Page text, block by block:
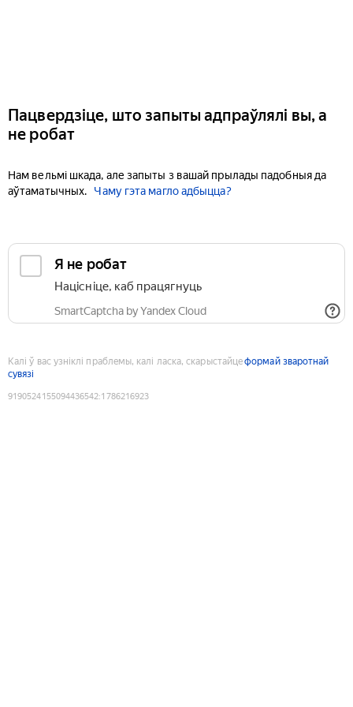
Пацвердзіце, што запыты адпраўлялі вы, а
не робат
Нам вельмі шкада, але запыты з вашай прылады падобныя да
аўтаматычных.
Чаму гэта магло адбыцца?
Я не робат
Націсніце, каб працягнуць
SmartCaptcha by Yandex Cloud
Калі ў вас узніклі праблемы, калі ласка, скарыстайцеформай зваротнай
сувязі
9190524155094436542:1786216923